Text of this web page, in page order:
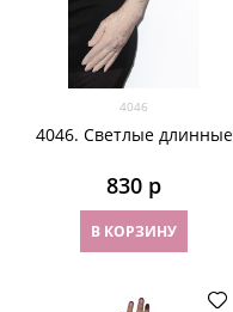
4046
4046. Светлые длинные
жаккард
830 р
В КОРЗИНУ